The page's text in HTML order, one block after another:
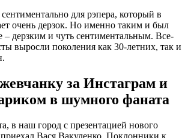
для рэпера, который в
очень дерзок. Но именно таким и был
– дерзким и чуть сентиментальным. Все-
выросли поколения как 30-летних, так и
за Инстаграм и
в шумного фаната
в наш город с презентацией нового
приехал Вася Вакуленко. Поклонники к